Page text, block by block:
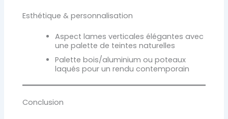
Esthétique & personnalisation
Aspect lames verticales élégantes avec
une palette de teintes naturelles
Palette bois/aluminium ou poteaux
laqués pour un rendu contemporain
Conclusion